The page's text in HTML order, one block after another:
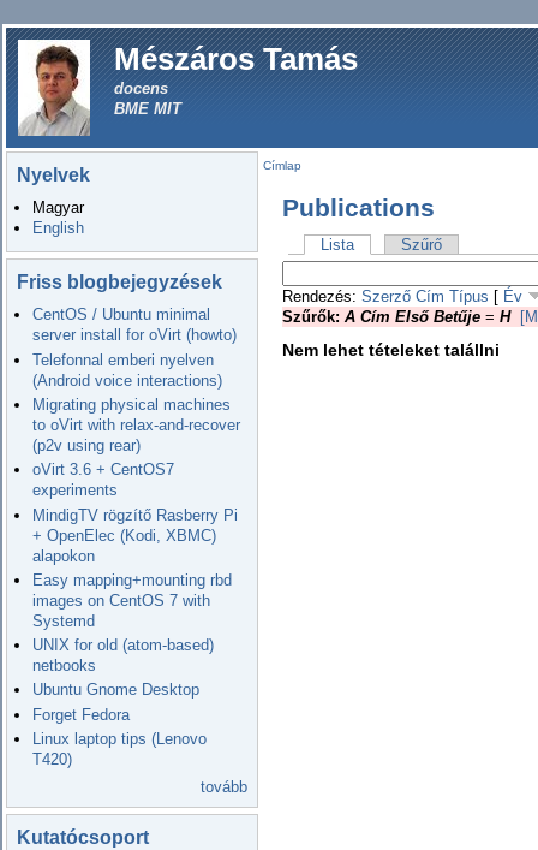
Mészáros Tamás
docens
BME MIT
Nyelvek
Magyar
English
Friss blogbejegyzések
CentOS / Ubuntu minimal
server install for oVirt (howto)
Telefonnal emberi nyelven
(Android voice interactions)
Migrating physical machines
to oVirt with relax-and-recover
(p2v using rear)
oVirt 3.6 + CentOS7
experiments
MindigTV rögzítő Rasberry Pi
+ OpenElec (Kodi, XBMC)
alapokon
Easy mapping+mounting rbd
images on CentOS 7 with
Systemd
UNIX for old (atom-based)
netbooks
Ubuntu Gnome Desktop
Forget Fedora
Linux laptop tips (Lenovo
T420)
tovább
Kutatócsoport
Címlap
Publications
Lista Szűrő
Rendezés: Szerző Cím Típus [ Év
Szűrők: A Cím Első Betűje = H
Nem lehet tételeket talállni